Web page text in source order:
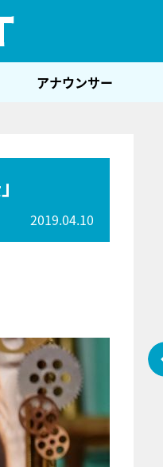
アナウンサー
2019.04.10
！げーみんぐ』＝LOV
＆佐々木舞香SPインタ